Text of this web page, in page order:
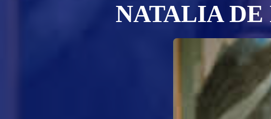
NATALIA DE